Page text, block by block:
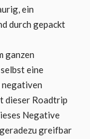
ein
durch gepackt
ganzen
eine
negativen
dieser Roadtrip
Negative
greifbar